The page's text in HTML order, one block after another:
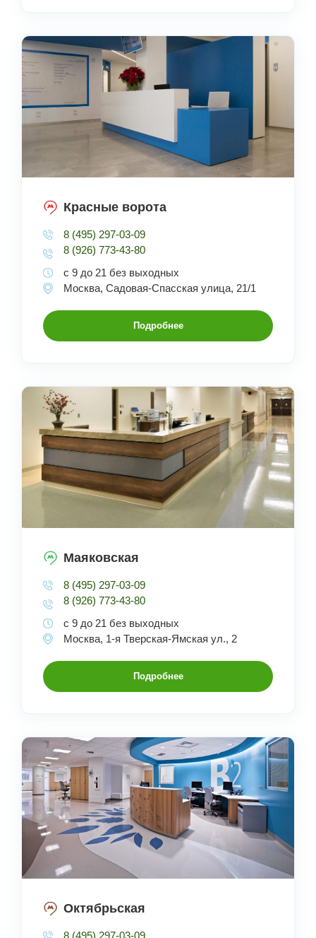
Красные ворота
8 (495) 297-03-09
8 (926) 773-43-80
с 9 до 21 без выходных
Москва, Садовая-Спасская улица, 21/1
Подробнее
Маяковская
8 (495) 297-03-09
8 (926) 773-43-80
с 9 до 21 без выходных
Москва, 1-я Тверская-Ямская ул., 2
Подробнее
Октябрьская
8 (495) 297-03-09